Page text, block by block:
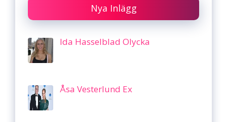
Nya Inlägg
Ida Hasselblad Olycka
Åsa Vesterlund Ex